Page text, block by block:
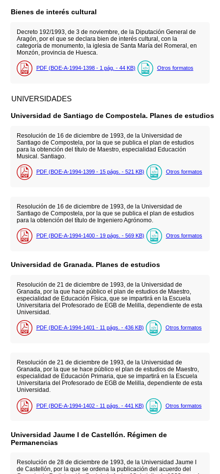
Bienes de interés cultural
Decreto 192/1993, de 3 de noviembre, de la Diputación General de
Aragón, por el que se declara bien de interés cultural, con la
categoría de monumento, la iglesia de Santa María del Romeral, en
Monzón, provincia de Huesca.
PDF (BOE-A-1994-1398 - 1 pág. - 44 KB) Otros formatos
UNIVERSIDADES
Universidad de Santiago de Compostela. Planes de estudios
Resolución de 16 de diciembre de 1993, de la Universidad de
Santiago de Compostela, por la que se publica el plan de estudios
para la obtención del título de Maestro, especialidad Educación
Musical. Santiago.
PDF (BOE-A-1994-1399 - 15 págs. - 521 KB) Otros formatos
Resolución de 16 de diciembre de 1993, de la Universidad de
Santiago de Compostela, por la que se publica el plan de estudios
para la obtención del título de Ingeniero Agrónomo.
PDF (BOE-A-1994-1400 - 19 págs. - 569 KB) Otros formatos
Universidad de Granada. Planes de estudios
Resolución de 21 de diciembre de 1993, de la Universidad de
Granada, por la que hace público el plan de estudios de Maestro,
especialidad de Educación Física, que se impartirá en la Escuela
Universitaria del Profesorado de EGB de Melilla, dependiente de esta
Universidad.
PDF (BOE-A-1994-1401 - 11 págs. - 436 KB) Otros formatos
Resolución de 21 de diciembre de 1993, de la Universidad de
Granada, por la que se hace público el plan de estudios de Maestro,
especialidad de Educación Primaria, que se impartirá en la Escuela
Universitaria del Profesorado de EGB de Melilla, dependiente de esta
Universidad.
PDF (BOE-A-1994-1402 - 11 págs. - 441 KB) Otros formatos
Universidad Jaume I de Castellón. Régimen de
Permanencias
Resolución de 28 de diciembre de 1993, de la Universidad Jaume I
de Castellón, por la que se ordena la publicación del acuerdo del